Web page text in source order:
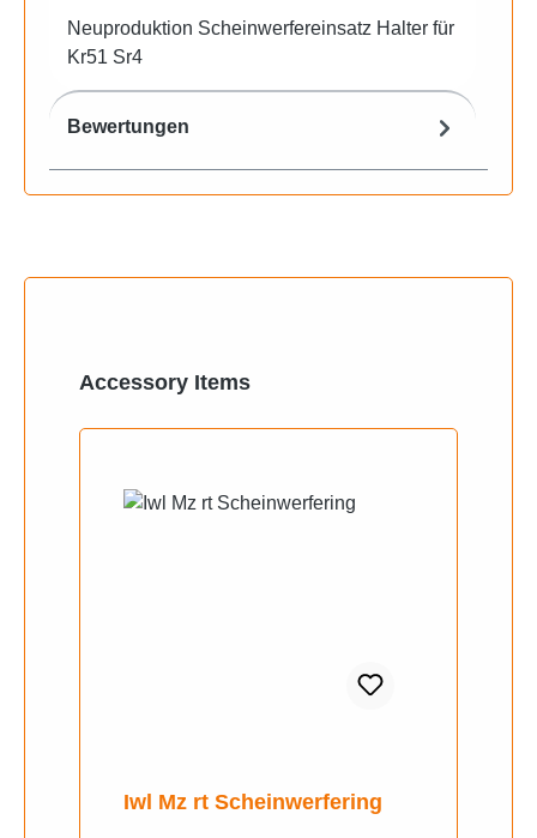
Neuproduktion Scheinwerfereinsatz Halter für
Kr51 Sr4
Bewertungen
Produktgalerie überspringen
Accessory Items
Iwl Mz rt Scheinwerfering